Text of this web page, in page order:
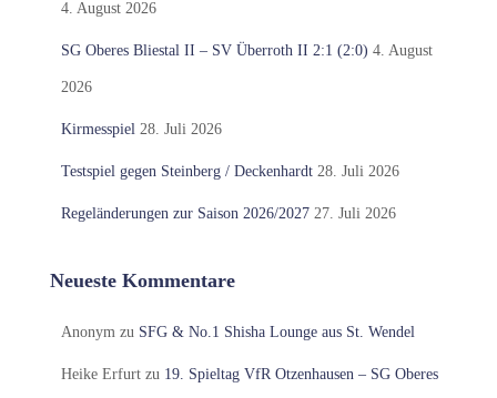
4. August 2026
SG Oberes Bliestal II – SV Überroth II 2:1 (2:0) 4. August
2026
Kirmesspiel 28. Juli 2026
Testspiel gegen Steinberg / Deckenhardt 28. Juli 2026
Regeländerungen zur Saison 2026/2027 27. Juli 2026
Neueste Kommentare
Anonym zu SFG & No.1 Shisha Lounge aus St. Wendel
Heike Erfurt zu 19. Spieltag VfR Otzenhausen – SG Oberes